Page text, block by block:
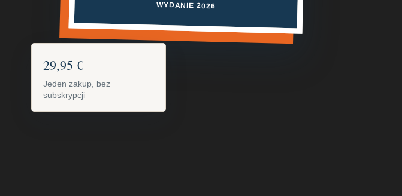
WYDANIE 2026
29,95 €
Jeden zakup, bez
subskrypcji